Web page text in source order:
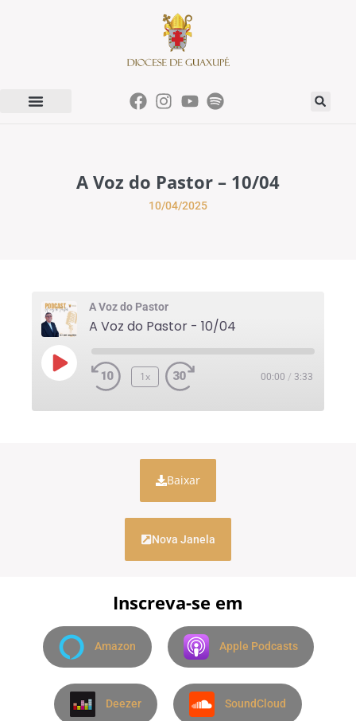
A Voz do Pastor – 10/04
10/04/2025
A Voz do Pastor
A Voz do Pastor - 10/04
1x 00:00 / 3:33
Baixar
Nova Janela
Inscreva-se em
Amazon Apple Podcasts
Deezer SoundCloud